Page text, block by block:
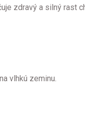
zdravý a silný rast
vlhkú zeminu.